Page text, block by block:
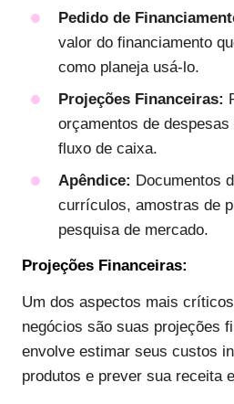
Pedido de
valor do financiamento
como planeja usá-lo.
Projeções Financeiras:
orçamentos de
fluxo de caixa.
Apêndice: Documentos
currículos, amostras de
pesquisa de mercado.
Projeções Financeiras:
Um dos aspectos mais
negócios são suas projeções
envolve estimar seus custos
produtos e prever sua receita